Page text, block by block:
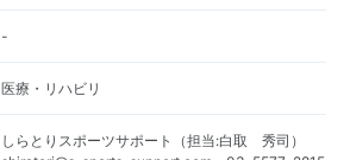
-
医療・リハビリ
しらとりスポーツサポート（担当:白取 秀司）